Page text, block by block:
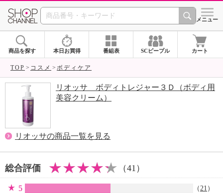
SHOP CHANNEL シメニュー
商品を探す 本日お買得 番組表 SCピープル カート
TOP コスメ ボディケア
リオッサ ボディトレジャー３Ｄ（ボディ用
美容クリーム）
リオッサの商品一覧を見る
総合評価 （41）
5 （21 ）